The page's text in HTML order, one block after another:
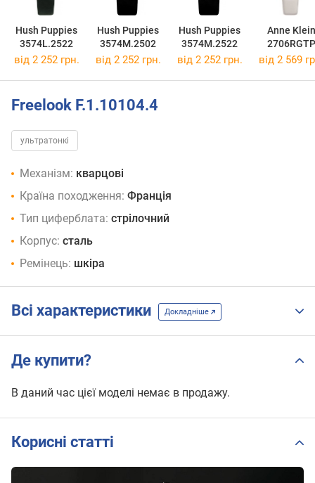
Hush Puppies
3574L.2522
Hush Puppies
3574M.2502
Hush Puppies
3574M.2522
Anne Klein
2706RGTP
від 2 252 грн. від 2 252 грн. від 2 252 грн. від 2 569
Freelook F.1.10104.4
ультратонкі
Механізм: кварцові
Країна походження: Франція
Тип циферблата: стрілочний
Корпус: сталь
Ремінець: шкіра
Всі характеристики Докладніше
Де купити?
В даний час цієї моделі немає в продажу.
Корисні статті